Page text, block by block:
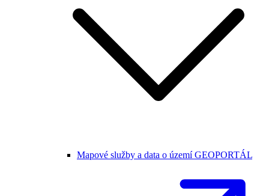
Mapové služby a data o území GEOPORTÁL